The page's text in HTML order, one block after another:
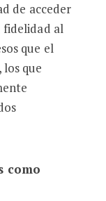
de acceder
fidelidad al
que el
que
como